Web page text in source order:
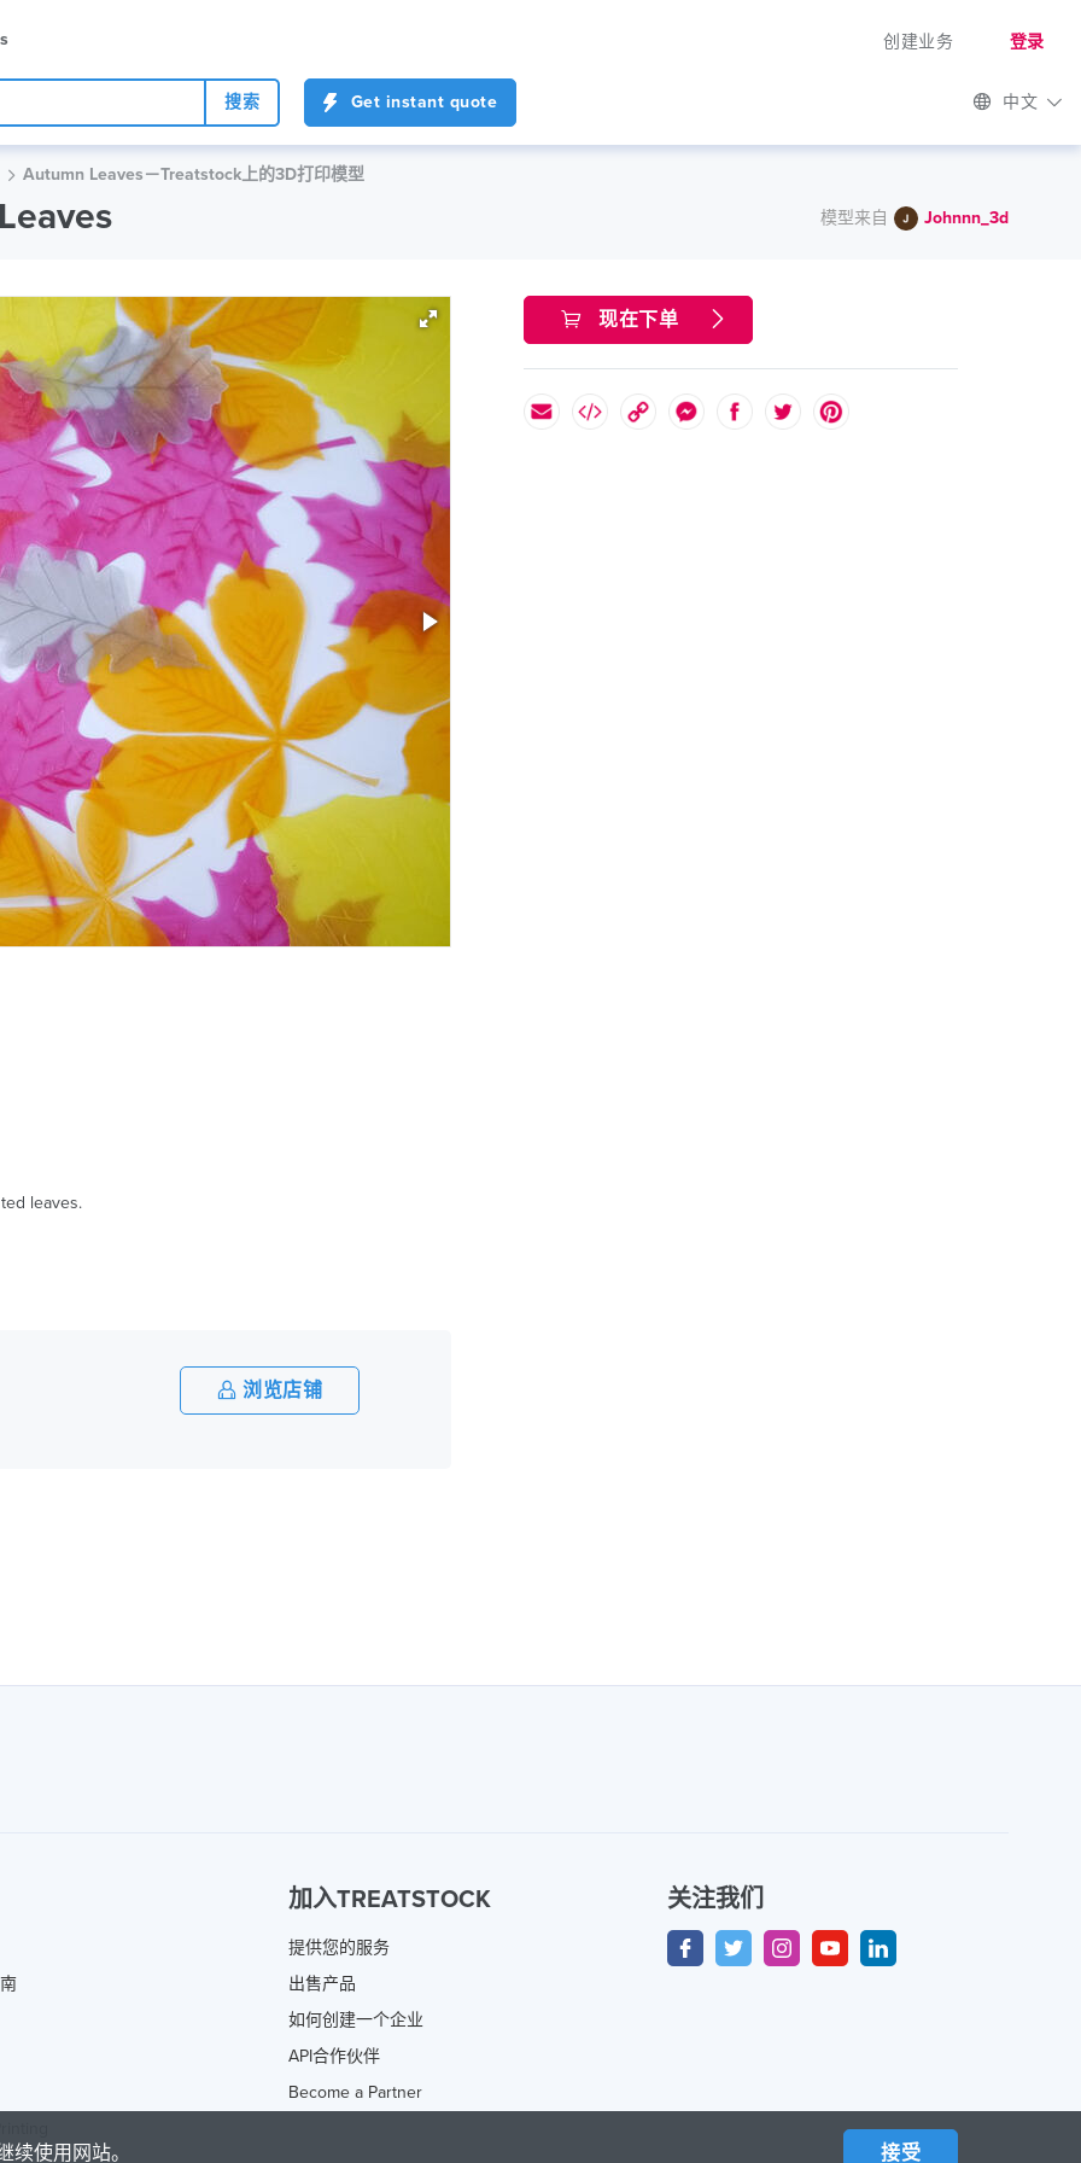
创建业务 登录
搜索 Get instant quote 中文
Autumn Leaves－Treatstock上的3D打印模型
模型来自 Johnnn_3d
现在下单
leaves.
浏览店铺
加入TREATSTOCK
提供您的服务
出售产品
如何创建一个企业
API合作伙伴
Become a Partner
关注我们
续使用网站。 接受